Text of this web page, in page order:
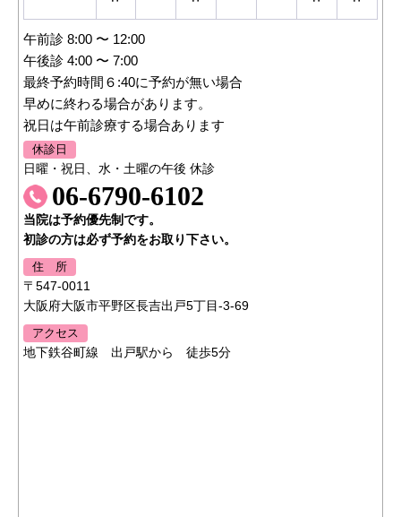
午前診 8:00 〜 12:00
午後診 4:00 〜 7:00
最終予約時間６:40に予約が無い場合
早めに終わる場合があります。
祝日は午前診療する場合あります
休診日
日曜・祝日、水・土曜の午後 休診
06-6790-6102
当院は予約優先制です。
初診の方は必ず予約をお取り下さい。
住 所
〒547-0011
大阪府大阪市平野区長吉出戸5丁目-3-69
アクセス
地下鉄谷町線 出戸駅から 徒歩5分